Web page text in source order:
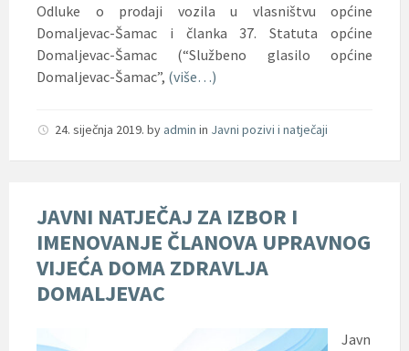
Odluke o prodaji vozila u vlasništvu općine
Domaljevac-Šamac i članka 37. Statuta općine
Domaljevac-Šamac (“Službeno glasilo općine
Domaljevac-Šamac”, (više…)
24. siječnja 2019. by admin in Javni pozivi i natječaji
JAVNI NATJEČAJ ZA IZBOR I
IMENOVANJE ČLANOVA UPRAVNOG
VIJEĆA DOMA ZDRAVLJA
DOMALJEVAC
Javn